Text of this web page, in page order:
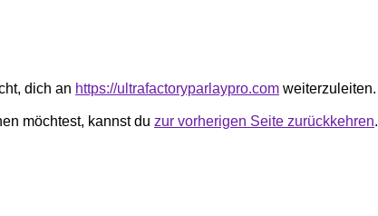
dich an https://ultrafactoryparlaypro.com weiterzuleiten.
möchtest, kannst du zur vorherigen Seite zurückkehren.